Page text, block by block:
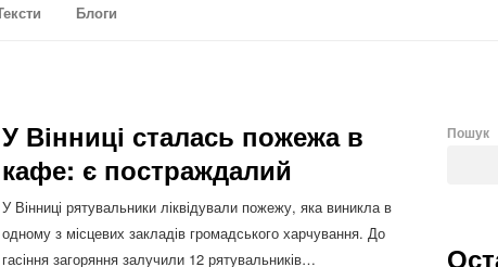
Блоги
У Вінниці сталась пожежа в
кафе: є постраждалий
У Вінниці рятувальники ліквідували пожежу, яка виникла в
одному з місцевих закладів громадського харчування. До
гасіння загоряння залучили 12 рятувальників…
Пошук